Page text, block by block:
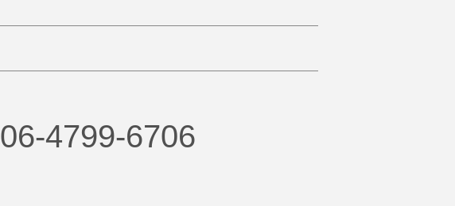
06-4799-6706